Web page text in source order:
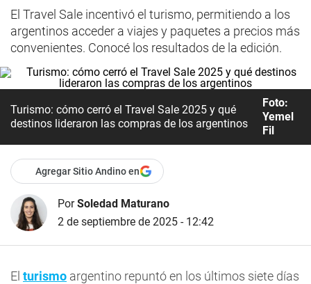
El Travel Sale incentivó el turismo, permitiendo a los
argentinos acceder a viajes y paquetes a precios más
convenientes. Conocé los resultados de la edición.
Turismo: cómo cerró el Travel Sale 2025 y qué
destinos lideraron las compras de los argentinos
Foto:
Yemel
Fil
Agregar Sitio Andino en
PorSoledad Maturano
2 de septiembre de 2025 - 12:42
El turismo argentino repuntó en los últimos siete días